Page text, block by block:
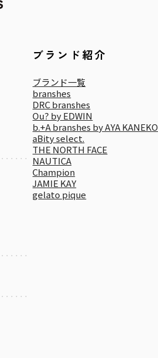
ブランド紹介
ブランド一覧
branshes
DRC branshes
Ou? by EDWIN
b.+A branshes by AYA KANEKO
aBity select.
THE NORTH FACE
NAUTICA
Champion
JAMIE KAY
gelato pique